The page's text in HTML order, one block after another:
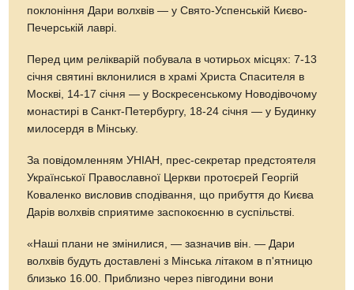
поклоніння Дари волхвів — у Свято-Успенській Києво-
Печерській лаврі.
Перед цим релікварій побувала в чотирьох місцях: 7-13
січня святині вклонилися в храмі Христа Спасителя в
Москві, 14-17 січня — у Воскресенському Новодівочому
монастирі в Санкт-Петербургу, 18-24 січня — у Будинку
милосердя в Мінську.
За повідомленням УНІАН, прес-секретар предстоятеля
Української Православної Церкви протоєрей Георгій
Коваленко висловив сподівання, що прибуття до Києва
Дарів волхвів сприятиме заспокоєнню в суспільстві.
«Наші плани не змінилися, — зазначив він. — Дари
волхвів будуть доставлені з Мінська літаком в п'ятницю
близько 16.00. Приблизно через півгодини вони